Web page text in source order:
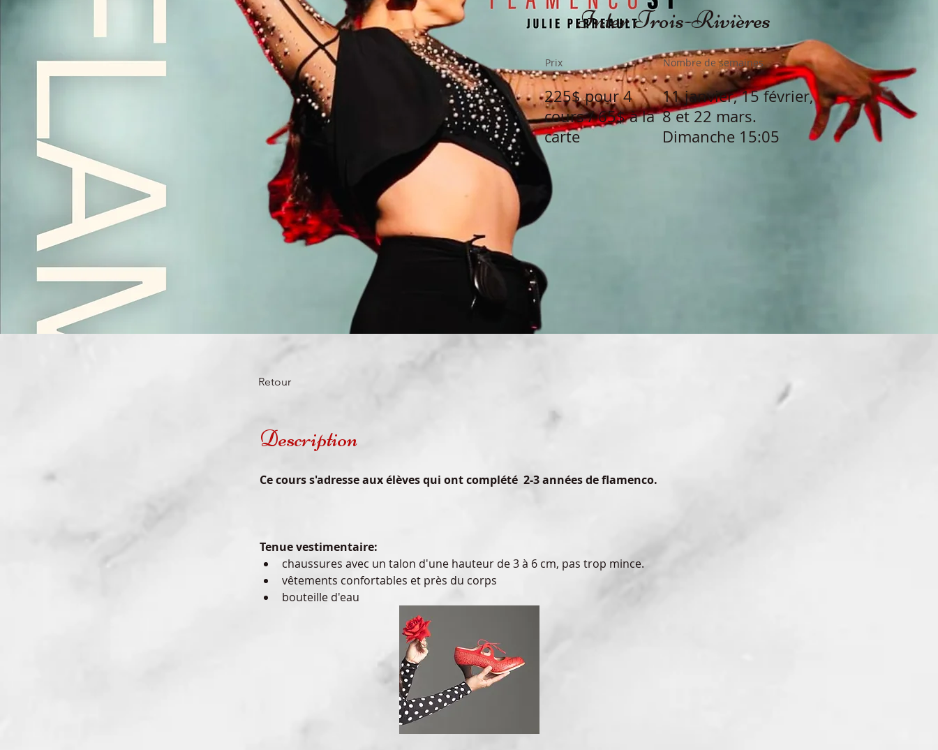
Inter Trois-Rivières
Prix
225$ pour 4
cours / 65$ à la
carte
Nombre de semaines
11 janvier, 15 février,
8 et 22 mars.
Dimanche 15:05
Retour
Description
Ce cours s'adresse aux élèves qui ont complété  2-3 années de flamenco.
Tenue vestimentaire:
chaussures avec un talon d'une hauteur de 3 à 6 cm, pas trop mince.
vêtements confortables et près du corps
bouteille d'eau